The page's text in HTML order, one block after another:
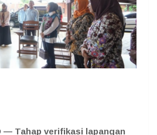
— Tahap verifikasi lapangan